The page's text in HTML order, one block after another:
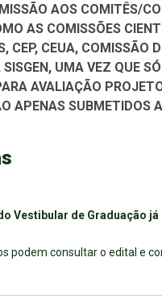
AOS COMITÊS/
AS COMISSÕES
CEP, CEUA, COMISSÃO
UMA VEZ QUE
AVALIAÇÃO
APENAS SUBMETIDOS
Vestibular de Graduação já
podem consultar o edital e